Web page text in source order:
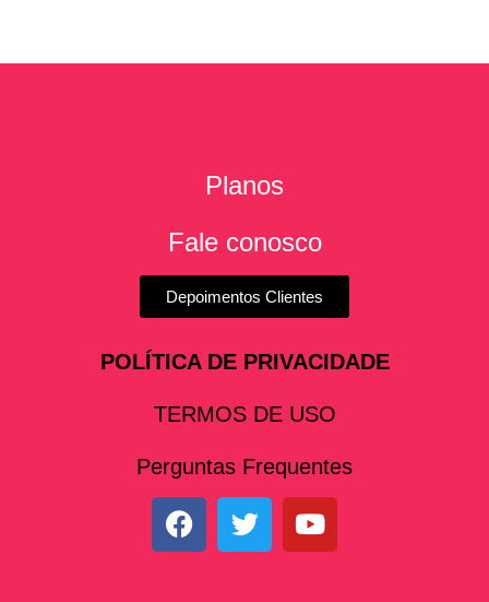
Planos
Fale conosco
Depoimentos Clientes
POLÍTICA DE PRIVACIDADE
TERMOS DE USO
Perguntas Frequentes